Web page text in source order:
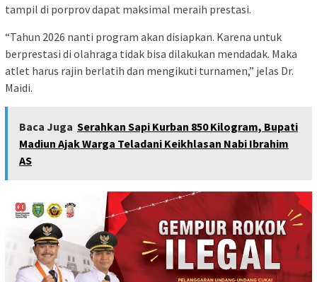
tampil di porprov dapat maksimal meraih prestasi.
“Tahun 2026 nanti program akan disiapkan. Karena untuk
berprestasi di olahraga tidak bisa dilakukan mendadak. Maka
atlet harus rajin berlatih dan mengikuti turnamen,” jelas Dr.
Maidi.
Baca Juga Serahkan Sapi Kurban 850 Kilogram, Bupati
Madiun Ajak Warga Teladani Keikhlasan Nabi Ibrahim
AS